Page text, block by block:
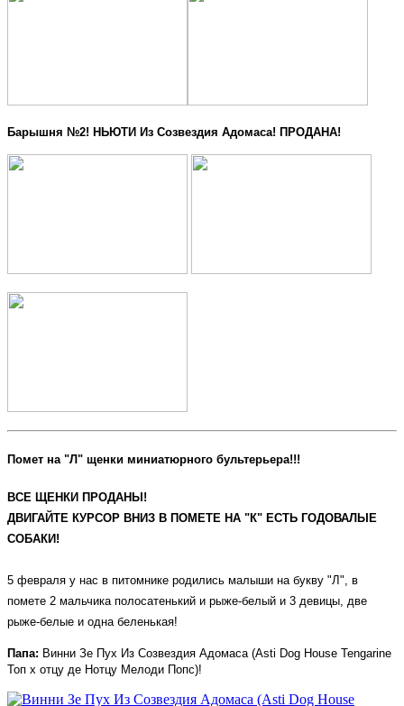
Барышня №2! НЬЮТИ Из Созвездия Адомаса! ПРОДАНА!
Помет на "Л" щенки миниатюрного бультерьера!!!
ВСЕ ЩЕНКИ ПРОДАНЫ!
ДВИГАЙТЕ КУРСОР ВНИЗ В ПОМЕТЕ НА "К" ЕСТЬ ГОДОВАЛЫЕ
СОБАКИ!
5 февраля у нас в питомнике родились малыши на букву "Л", в
помете 2 мальчика полосатенький и рыже-белый и 3 девицы, две
рыже-белые и одна беленькая!
Папа: Винни Зе Пух Из Созвездия Адомаса (Asti Dog House Tengarine
Топ х отцу де Нотцу Мелоди Попс)!